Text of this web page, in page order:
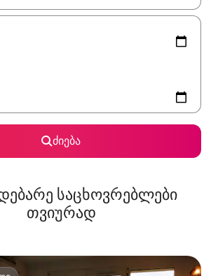
ძიება
საცხოვრებლები
თვიურად